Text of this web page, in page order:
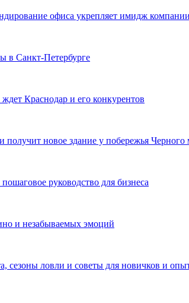
офиса укрепляет имидж
в Санкт-Петербурге
Краснодар и его конкурентов
получит новое здание у побережья Черного
руководство для бизнеса
и незабываемых эмоций
сезоны ловли и советы для новичков и